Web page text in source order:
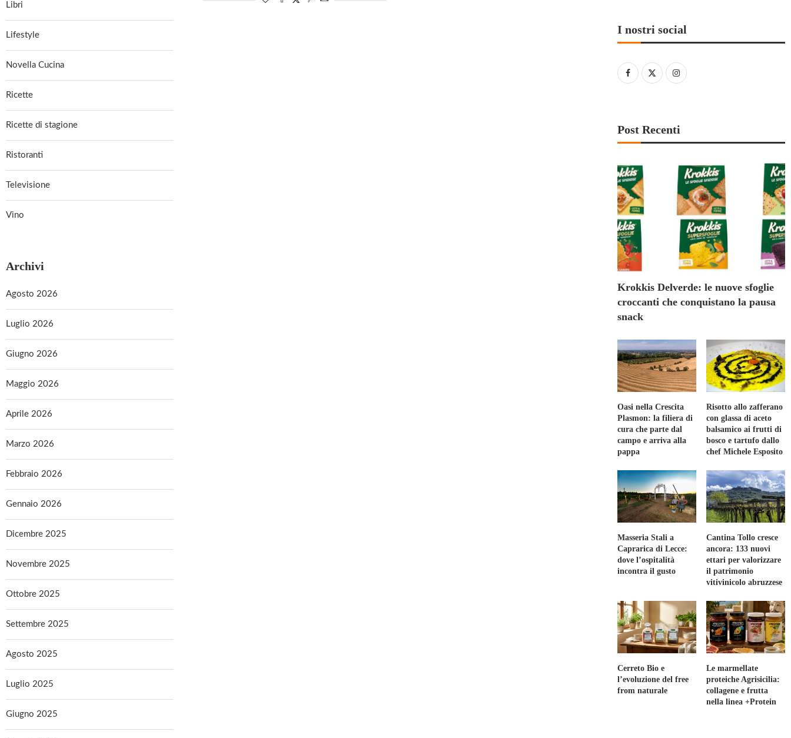
I nostri social
Post Recenti
Krokkis Delverde: le nuove sfoglie
croccanti che conquistano la pausa
snack
Oasi nella Crescita
Plasmon: la filiera di
cura che parte dal
campo e arriva alla
pappa
Risotto allo zafferano
con glassa di aceto
balsamico ai frutti di
bosco e tartufo dallo
chef Michele Esposito
Masseria Stali a
Caprarica di Lecce:
dove l’ospitalità
incontra il gusto
Cantina Tollo cresce
ancora: 133 nuovi
ettari per valorizzare
il patrimonio
vitivinicolo abruzzese
Cerreto Bio e
l’evoluzione del free
from naturale
Le marmellate
proteiche Agrisicilia:
collagene e frutta
nella linea +Protein
Libri
Lifestyle
Novella Cucina
Ricette
Ricette di stagione
Ristoranti
Televisione
Vino
Archivi
Agosto 2026
Luglio 2026
Giugno 2026
Maggio 2026
Aprile 2026
Marzo 2026
Febbraio 2026
Gennaio 2026
Dicembre 2025
Novembre 2025
Ottobre 2025
Settembre 2025
Agosto 2025
Luglio 2025
Giugno 2025